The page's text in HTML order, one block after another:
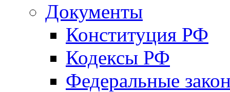
Документы
Конституция РФ
Кодексы РФ
Федеральные